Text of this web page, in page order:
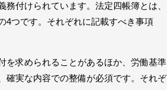
付けられています。法定四帳簿とは、
4つです。それぞれに記載すべき事項
を求められることがあるほか、労働基準
確実な内容での整備が必須です。それぞ